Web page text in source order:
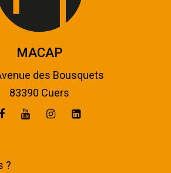
MACAP
des Bousquets
83390 Cuers
?